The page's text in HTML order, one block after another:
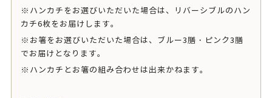
※ハンカチをお選びいただいた場合は、リバーシブルのハン
カチ6枚をお届けします。
※お箸をお選びいただいた場合は、ブルー3膳・ピンク3膳
でお届けとなります。
※ハンカチとお箸の組み合わせは出来かねます。